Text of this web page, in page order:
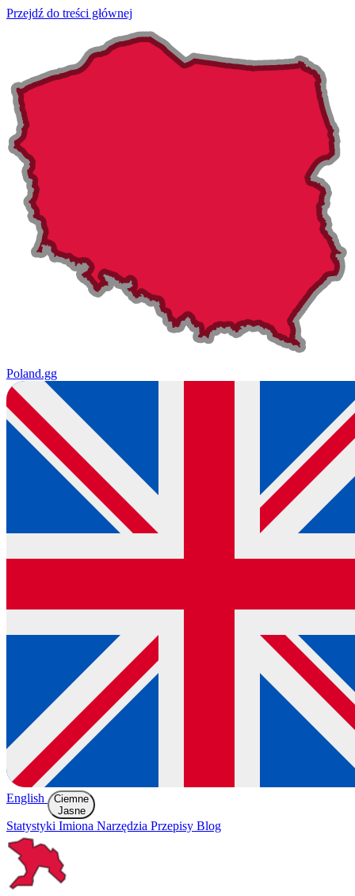
Przejdź do treści głównej
Poland.gg
English
Ciemne
Jasne
Statystyki Imiona Narzędzia Przepisy Blog